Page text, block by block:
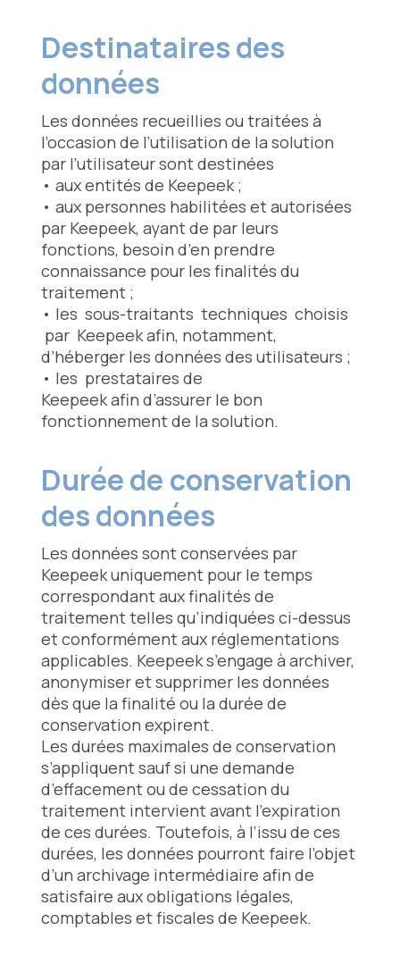
Destinataires des
données
Les données recueillies ou traitées à
l’occasion de l’utilisation de la solution
par l’utilisateur sont destinées
• aux entités de Keepeek ;
• aux personnes habilitées et autorisées
par Keepeek, ayant de par leurs
fonctions, besoin d’en prendre
connaissance pour les finalités du
traitement ;
• les sous-traitants techniques choisis
par Keepeek afin, notamment,
d’héberger les données des utilisateurs ;
• les prestataires de
Keepeek afin d’assurer le bon
fonctionnement de la solution.
Durée de conservation
des données
Les données sont conservées par
Keepeek uniquement pour le temps
correspondant aux finalités de
traitement telles qu’indiquées ci-dessus
et conformément aux réglementations
applicables. Keepeek s’engage à archiver,
anonymiser et supprimer les données
dès que la finalité ou la durée de
conservation expirent.
Les durées maximales de conservation
s’appliquent sauf si une demande
d’effacement ou de cessation du
traitement intervient avant l’expiration
de ces durées. Toutefois, à l’issu de ces
durées, les données pourront faire l’objet
d’un archivage intermédiaire afin de
satisfaire aux obligations légales,
comptables et fiscales de Keepeek.